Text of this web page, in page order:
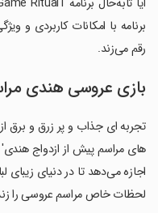
برنامه با امکانات کاربردی و
رقم می‌زند.
بازی عروسی هندی
تجربه ای جذاب و پر زرق و برق
های مراسم پیش از ازدواج
اجازه می‌دهد تا در دنیای
لحظات خاص مراسم عروسی را